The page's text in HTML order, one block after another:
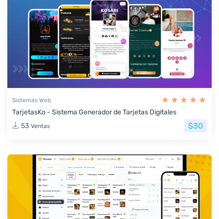
Sistemas Web
TarjetasKo - Sistema Generador de Tarjetas Digitales
53 Ventas $30